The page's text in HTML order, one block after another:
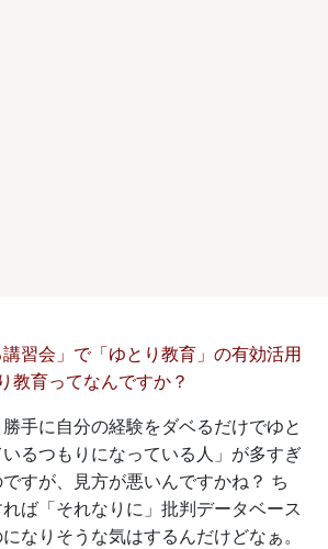
講習会」で「ゆとり教育」の有効活用
教育ってなんですか？
手に自分の経験をダベるだけでゆと
るつもりになっている人」が多すぎ
すが、見方が悪いんですかね？ ち
ば「それなりに」批判データベース
なりそうな気はするんだけどなぁ。